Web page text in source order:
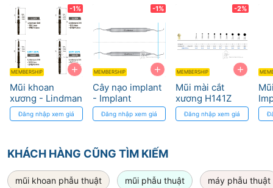
tương thích tay
khoan nhanh
+
-1%
MEMBERSHIP
Mũi khoan
xương - Lindman
Drill osung
Đăng nhập xem giá
+
-1%
MEMBERSHIP
Cây nạo implant
- Implant
Curette osung
Đăng nhập xem giá
+
-2%
MEMBERSHIP
Mũi mài cắt
xương H141Z
Komet
Đăng nhập xem giá
KHÁCH HÀNG CŨNG TÌM KIẾM
mũi khoan phẫu thuật mũi phẫu thuật máy phẫu thuật